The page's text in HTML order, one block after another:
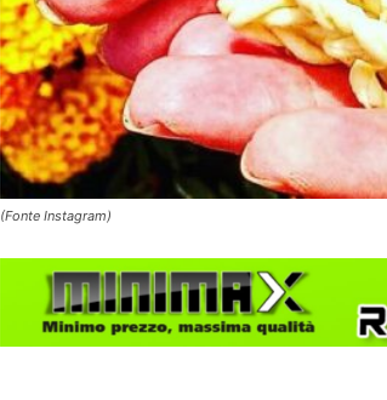
(Fonte Instagram)